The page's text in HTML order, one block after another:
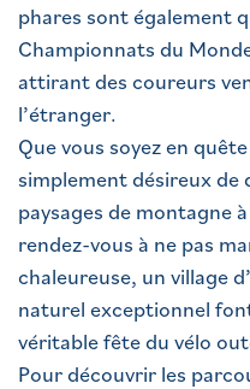
phares sont également
Championnats du
attirant des coureurs
l’étranger.
Que vous soyez en
simplement désireux de
paysages de montagne
rendez-vous à ne pas
chaleureuse, un village
naturel exceptionnel
véritable fête du vélo
Pour découvrir les